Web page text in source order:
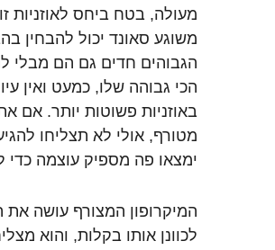
מעולה, בטח ביחס לאוזניות
משוגע סאונד יכול להבחין
הגבוהים חדים גם הם מבלי
הכי גבוהה שלו, כמעט ואין
באוזניות פשוטות יותר. אם
מטורף, אולי לא תצליחו
ימצאו פה מספיק עוצמה כדי
המיקרופון המצורף עושה את
לכוונן אותו בקלות, והוא